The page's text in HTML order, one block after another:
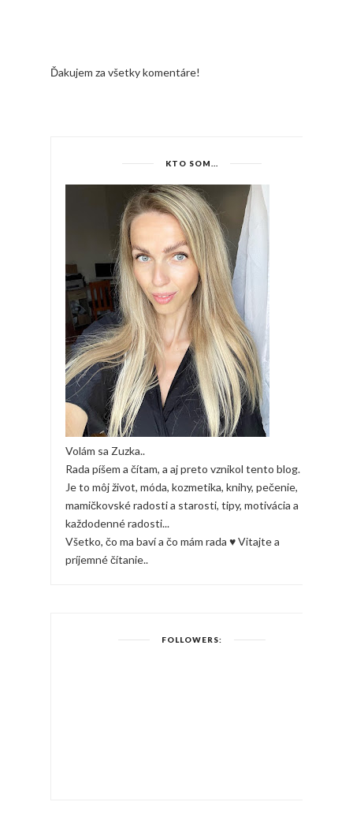
Ďakujem za všetky komentáre!
KTO SOM...
Volám sa Zuzka..
Rada píšem a čítam, a aj preto vznikol tento blog.
Je to môj život, móda, kozmetika, knihy, pečenie,
mamičkovské radosti a starosti, tipy, motivácia a
každodenné radosti...
Všetko, čo ma baví a čo mám rada ♥ Vitajte a
príjemné čítanie..
FOLLOWERS: